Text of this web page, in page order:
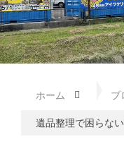
ホーム ブ
遺品整理で困らな